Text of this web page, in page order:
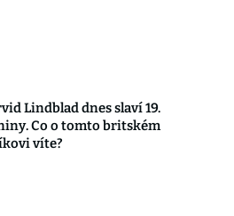
Lindblad dnes slaví 19.
Co o tomto britském
víte?